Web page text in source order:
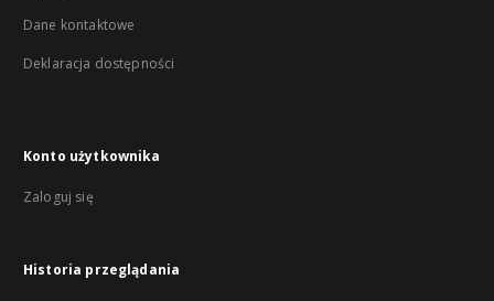
Dane kontaktowe
Deklaracja dostępności
Konto użytkownika
Zaloguj się
Historia przeglądania